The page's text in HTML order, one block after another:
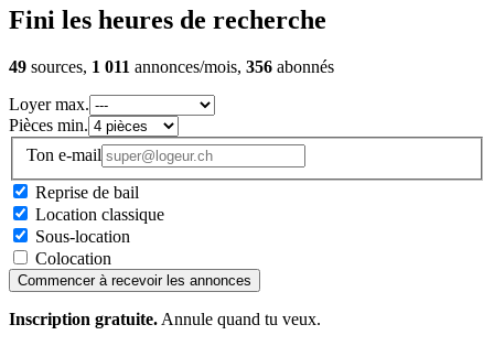
Fini les heures de recherche
49 sources, 1 011 annonces/mois, 356 abonnés
Loyer max.
Pièces min.
Ton e-mail
Reprise de bail
Location classique
Sous-location
Colocation
Commencer à recevoir les annonces
Inscription gratuite. Annule quand tu veux.